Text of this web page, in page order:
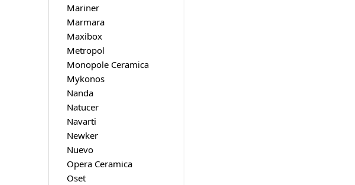
Mariner
Marmara
Maxibox
Metropol
Monopole Ceramica
Mykonos
Nanda
Natucer
Navarti
Newker
Nuevo
Opera Ceramica
Oset